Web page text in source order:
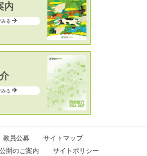
内
みる
みる
教員公募
サイトマップ
開のご案内 サイトポリシー